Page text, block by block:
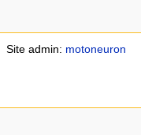
Site admin: motoneuron